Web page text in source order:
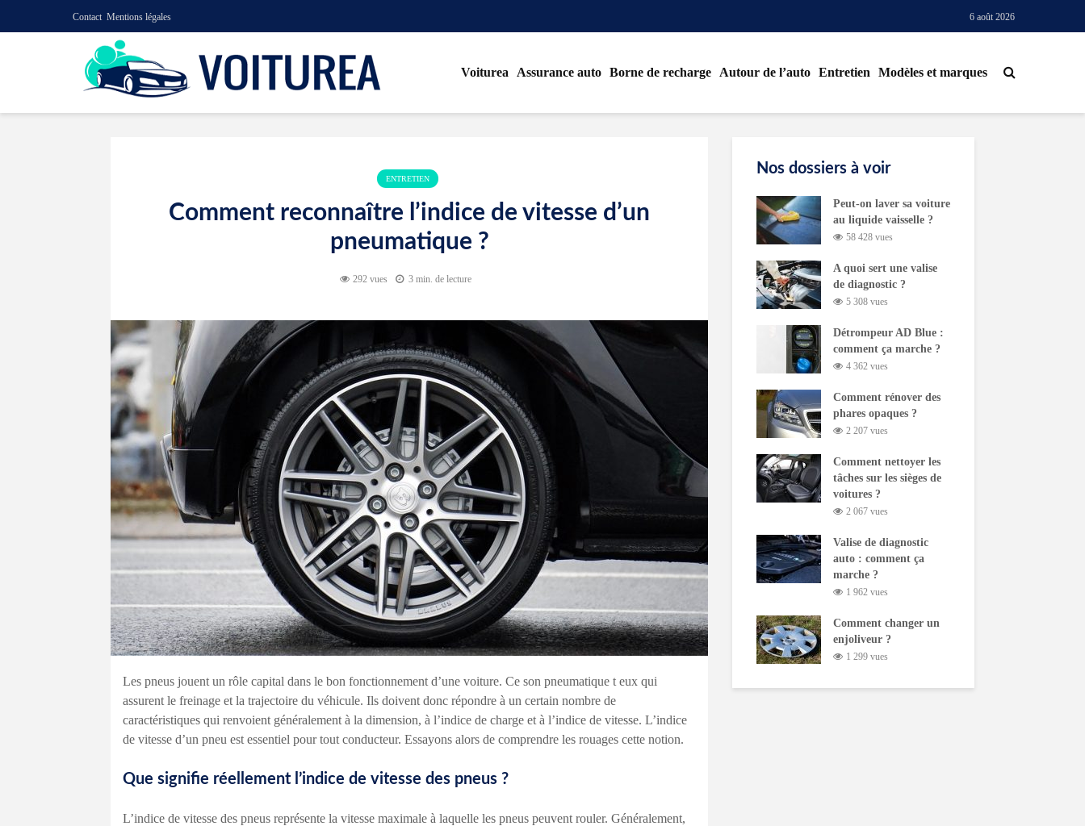
Contact Mentions légales 6 août 2026
Voiturea Assurance auto Borne de recharge Autour de l’auto Entretien Modèles et marques
ENTRETIEN
Comment reconnaître l’indice de vitesse d’un
pneumatique ?
292 vues 3 min. de lecture
Les pneus jouent un rôle capital dans le bon fonctionnement d’une voiture. Ce son pneumatique t eux qui
assurent le freinage et la trajectoire du véhicule. Ils doivent donc répondre à un certain nombre de
caractéristiques qui renvoient généralement à la dimension, à l’indice de charge et à l’indice de vitesse. L’indice
de vitesse d’un pneu est essentiel pour tout conducteur. Essayons alors de comprendre les rouages cette notion.
Que signifie réellement l’indice de vitesse des pneus ?
L’indice de vitesse des pneus représente la vitesse maximale à laquelle les pneus peuvent rouler. Généralement,
Nos dossiers à voir
Peut-on laver sa voiture
au liquide vaisselle ?
58 428 vues
A quoi sert une valise
de diagnostic ?
5 308 vues
Détrompeur AD Blue :
comment ça marche ?
4 362 vues
Comment rénover des
phares opaques ?
2 207 vues
Comment nettoyer les
tâches sur les sièges de
voitures ?
2 067 vues
Valise de diagnostic
auto : comment ça
marche ?
1 962 vues
Comment changer un
enjoliveur ?
1 299 vues